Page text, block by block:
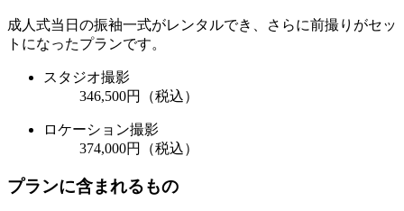
成人式当日の振袖一式がレンタルでき、さらに前撮りがセッ
トになったプランです。
スタジオ撮影
346,500円（税込）
ロケーション撮影
374,000円（税込）
プランに含まれるもの